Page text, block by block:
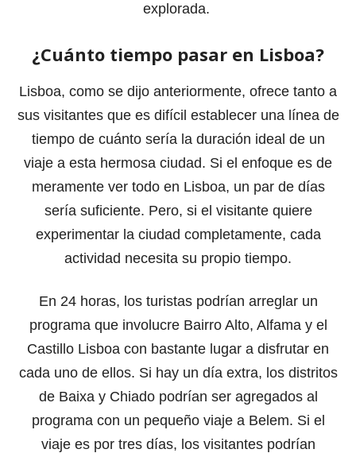
explorada.
¿Cuánto tiempo pasar en Lisboa?
Lisboa, como se dijo anteriormente, ofrece tanto a
sus visitantes que es difícil establecer una línea de
tiempo de cuánto sería la duración ideal de un
viaje a esta hermosa ciudad. Si el enfoque es de
meramente ver todo en Lisboa, un par de días
sería suficiente. Pero, si el visitante quiere
experimentar la ciudad completamente, cada
actividad necesita su propio tiempo.
En 24 horas, los turistas podrían arreglar un
programa que involucre Bairro Alto, Alfama y el
Castillo Lisboa con bastante lugar a disfrutar en
cada uno de ellos. Si hay un día extra, los distritos
de Baixa y Chiado podrían ser agregados al
programa con un pequeño viaje a Belem. Si el
viaje es por tres días, los visitantes podrían